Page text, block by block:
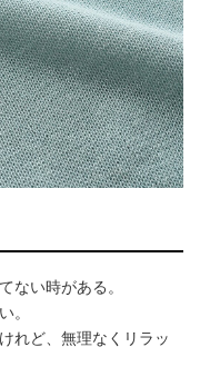
ない時がある。
。
れど、無理なくリラッ